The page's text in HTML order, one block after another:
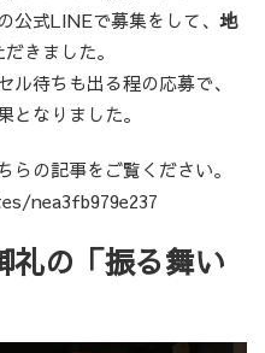
公式LINEで募集をして、 地
きました。
待ちも出る程の応募で、
となりました。
の記事をご覧ください。
nea3fb979e237
礼の「振る舞い